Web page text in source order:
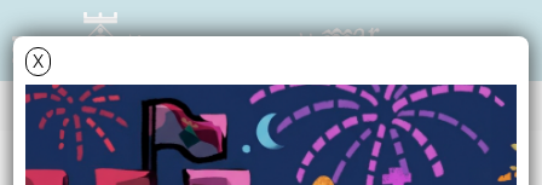
X
NOTÍCIES - ACTUALITAT